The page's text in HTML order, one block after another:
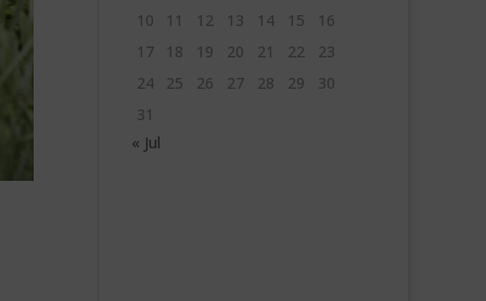
10
11 12 13 14 15
16
17
18 19 20 21 22
23
24
25 26 27 28 29
30
31
« Jul